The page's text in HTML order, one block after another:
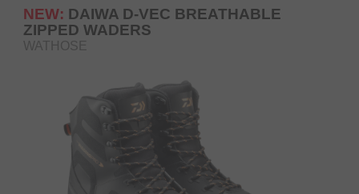
NEW: DAIWA D-VEC BREATHABLE
ZIPPED WADERS
WATHOSE